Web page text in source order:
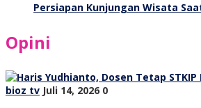
Persiapan Kunjungan Wisata
Opini
bioz tv Juli 14, 2026 0